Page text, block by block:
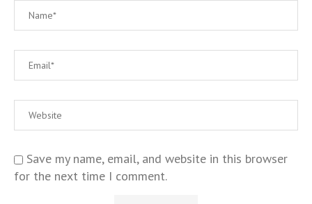
Save my name, email, and website in this browser
for the next time I comment.